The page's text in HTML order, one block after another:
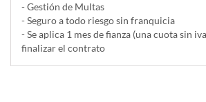
- Gestión de Multas
- Seguro a todo riesgo sin franquicia
- Se aplica 1 mes de fianza (una cuota sin
finalizar el contrato